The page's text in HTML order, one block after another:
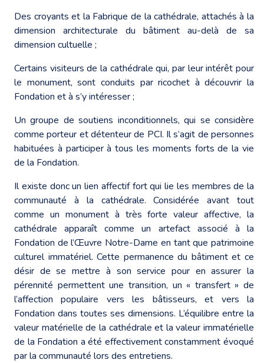
Des croyants et la Fabrique de la cathédrale, attachés à la
dimension architecturale du bâtiment au-delà de sa
dimension cultuelle ;
Certains visiteurs de la cathédrale qui, par leur intérêt pour
le monument, sont conduits par ricochet à découvrir la
Fondation et à s’y intéresser ;
Un groupe de soutiens inconditionnels, qui se considère
comme porteur et détenteur de PCI. Il s’agit de personnes
habituées à participer à tous les moments forts de la vie
de la Fondation.
Il existe donc un lien affectif fort qui lie les membres de la
communauté à la cathédrale. Considérée avant tout
comme un monument à très forte valeur affective, la
cathédrale apparaît comme un artefact associé à la
Fondation de l’Œuvre Notre-Dame en tant que patrimoine
culturel immatériel. Cette permanence du bâtiment et ce
désir de se mettre à son service pour en assurer la
pérennité permettent une transition, un « transfert » de
l’affection populaire vers les bâtisseurs, et vers la
Fondation dans toutes ses dimensions. L’équilibre entre la
valeur matérielle de la cathédrale et la valeur immatérielle
de la Fondation a été effectivement constamment évoqué
par la communauté lors des entretiens.